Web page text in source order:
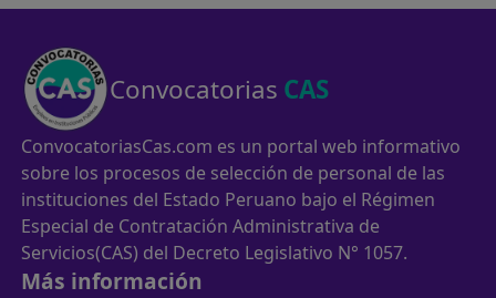
Convocatorias CAS
ConvocatoriasCas.com es un portal web informativo
sobre los procesos de selección de personal de las
instituciones del Estado Peruano bajo el Régimen
Especial de Contratación Administrativa de
Servicios(CAS) del Decreto Legislativo N° 1057.
Más información